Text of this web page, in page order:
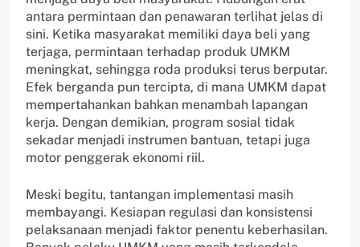
antara permintaan dan penawaran terlihat jelas di
sini. Ketika masyarakat memiliki daya beli yang
terjaga, permintaan terhadap produk UMKM
meningkat, sehingga roda produksi terus berputar.
Efek berganda pun tercipta, di mana UMKM dapat
mempertahankan bahkan menambah lapangan
kerja. Dengan demikian, program sosial tidak
sekadar menjadi instrumen bantuan, tetapi juga
motor penggerak ekonomi riil.
Meski begitu, tantangan implementasi masih
membayangi. Kesiapan regulasi dan konsistensi
pelaksanaan menjadi faktor penentu keberhasilan.